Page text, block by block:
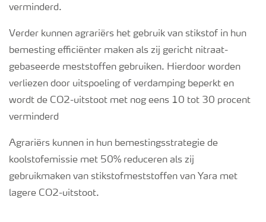
verminderd.
Verder kunnen agrariërs het gebruik van stikstof in hun
bemesting efficiënter maken als zij gericht nitraat-
gebaseerde meststoffen gebruiken. Hierdoor worden
verliezen door uitspoeling of verdamping beperkt en
wordt de CO2-uitstoot met nog eens 10 tot 30 procent
verminderd
Agrariërs kunnen in hun bemestingsstrategie de
koolstofemissie met 50% reduceren als zij
gebruikmaken van stikstofmeststoffen van Yara met
lagere CO2-uitstoot.